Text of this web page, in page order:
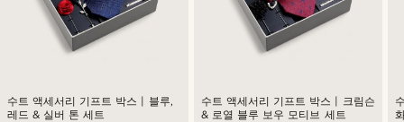
수트 액세서리 기프트 박스 | 블루,
레드 & 실버 톤 세트
수트 액세서리 기프트 박스 | 크림슨
& 로열 블루 보우 모티브 세트